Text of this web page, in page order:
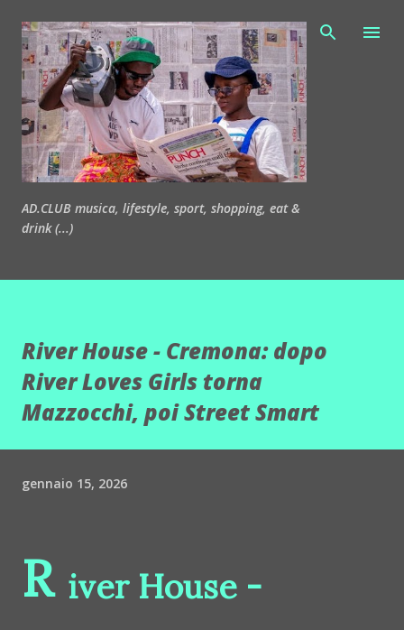
Passa ai contenuti principali
AD.CLUB musica, lifestyle, sport, shopping, eat &
drink (...)
River House - Cremona: dopo
River Loves Girls torna
Mazzocchi, poi Street Smart
gennaio 15, 2026
R iver House -